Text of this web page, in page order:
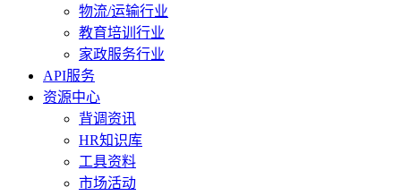
物流/运输行业
教育培训行业
家政服务行业
API服务
资源中心
背调资讯
HR知识库
工具资料
市场活动